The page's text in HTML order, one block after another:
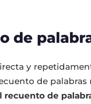
de
y
de
recuento de